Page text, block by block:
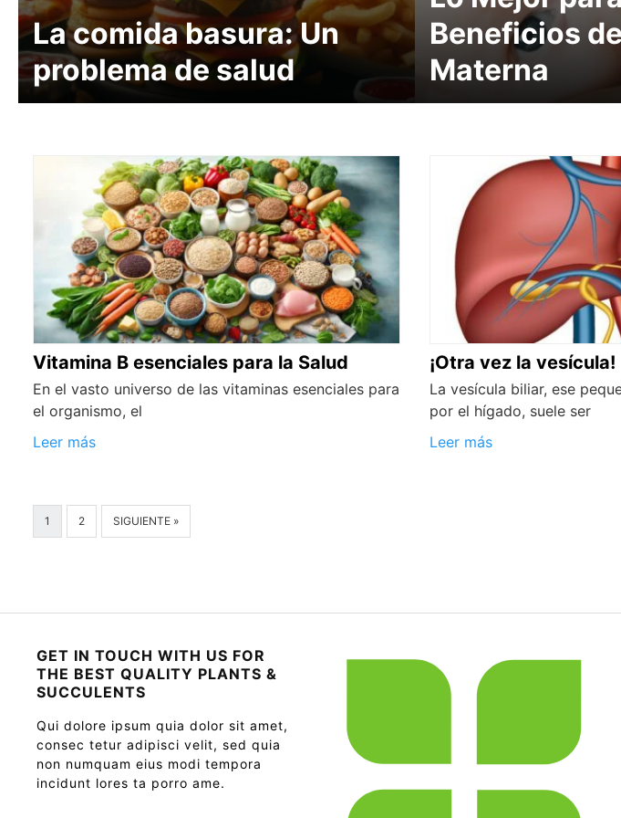
La comida basura: Un
problema de salud
Beneficios
Materna
Vitamina B esenciales para la Salud
En el vasto universo de las vitaminas esenciales para
el organismo, el
Leer más
¡Otra vez la vesícula!
La vesícula biliar, ese
por el hígado, suele ser
Leer más
1 2 SIGUIENTE »
GET IN TOUCH WITH US FOR
THE BEST QUALITY PLANTS &
SUCCULENTS
Qui dolore ipsum quia dolor sit amet,
consec tetur adipisci velit, sed quia
non numquam eius modi tempora
incidunt lores ta porro ame.